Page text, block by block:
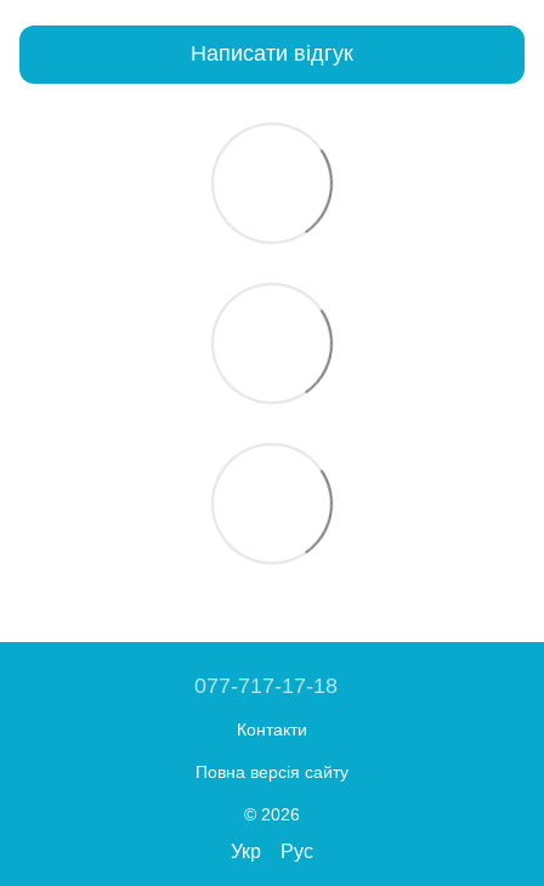
Написати відгук
077-717-17-18
Контакти
Повна версія сайту
© 2026
Укр Рус